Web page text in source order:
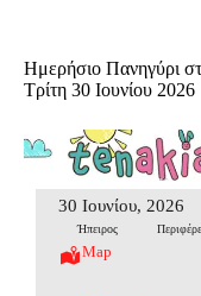
Ημερήσιο Πανηγύρι
Τρίτη 30 Ιουνίου 2026
30 Ιουνίου, 2026
Ήπειρος
Map